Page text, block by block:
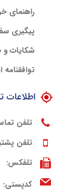
راهنمای
پیگیری
شکایات
اطلاعات
تلفن
تلفن
تلفکس:
کدپستی: